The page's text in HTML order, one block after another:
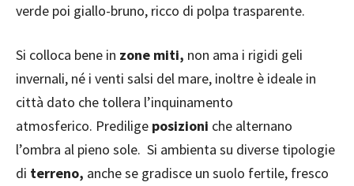
verde poi giallo-bruno, ricco di polpa trasparente.
Si colloca bene in zone miti, non ama i rigidi geli
invernali, né i venti salsi del mare, inoltre è ideale in
città dato che tollera l’inquinamento
atmosferico. Predilige posizioni che alternano
l’ombra al pieno sole. Si ambienta su diverse tipologie
di terreno, anche se gradisce un suolo fertile, fresco